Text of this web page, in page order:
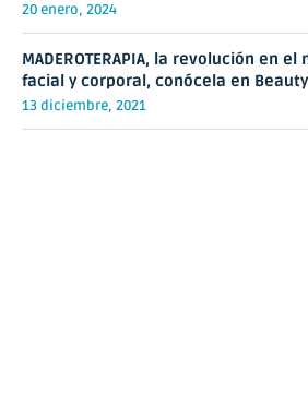
20 enero, 2024
MADEROTERAPIA, la revolución en
facial y corporal, conócela en
13 diciembre, 2021